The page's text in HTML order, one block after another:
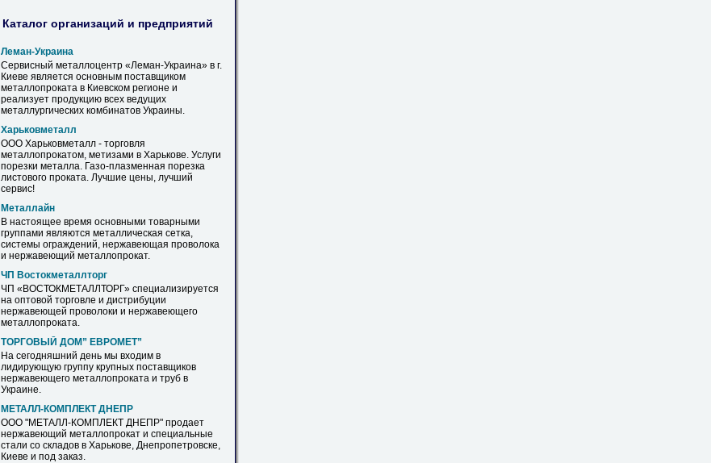
Каталог организаций и предприятий
Леман-Украина
Сервисный металлоцентр «Леман-Украина» в г.
Киеве является основным поставщиком
металлопроката в Киевском регионе и
реализует продукцию всех ведущих
металлургических комбинатов Украины.
Харьковметалл
ООО Харьковметалл - торговля
металлопрокатом, метизами в Харькове. Услуги
порезки металла. Газо-плазменная порезка
листового проката. Лучшие цены, лучший
сервис!
Металлайн
В настоящее время основными товарными
группами являются металлическая сетка,
системы ограждений, нержавеющая проволока
и нержавеющий металлопрокат.
ЧП Востокметаллторг
ЧП «ВОСТОКМЕТАЛЛТОРГ» специализируется
на оптовой торговле и дистрибуции
нержавеющей проволоки и нержавеющего
металлопроката.
ТОРГОВЫЙ ДОМ” ЕВРОМЕТ”
На сегодняшний день мы входим в
лидирующую группу крупных поставщиков
нержавеющего металлопроката и труб в
Украине.
МЕТАЛЛ-КОМПЛЕКТ ДНЕПР
ООО "МЕТАЛЛ-КОМПЛЕКТ ДНЕПР" продает
нержавеющий металлопрокат и специальные
стали со складов в Харькове, Днепропетровске,
Киеве и под заказ.